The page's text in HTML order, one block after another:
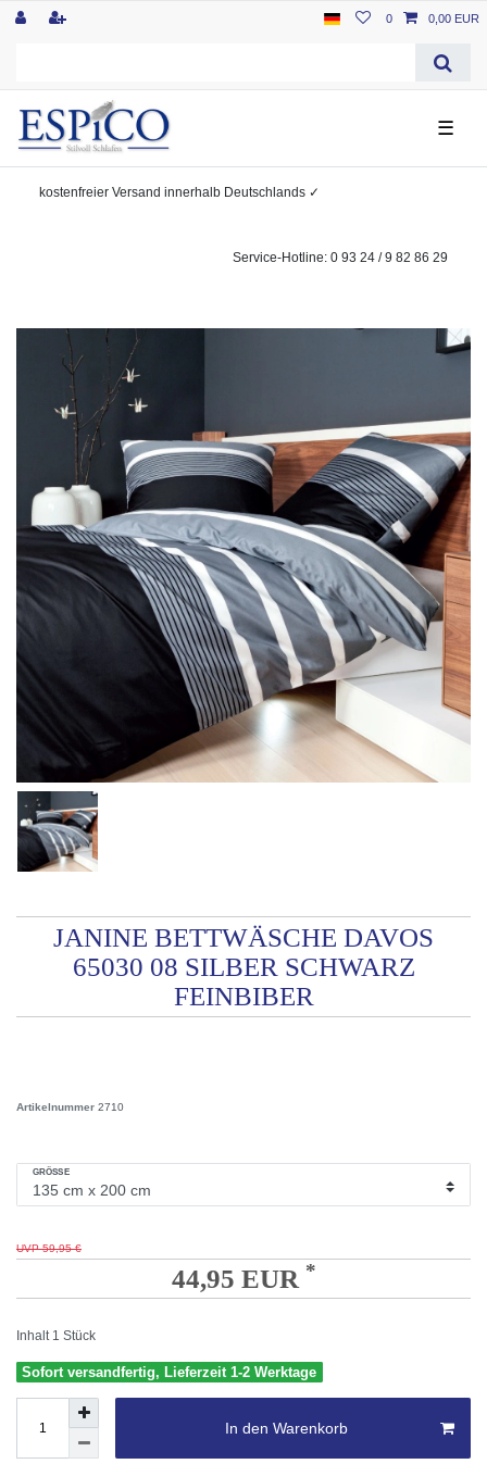
0 0,00 EUR
☰
kostenfreier Versand innerhalb Deutschlands ✓
Service-Hotline: 0 93 24 / 9 82 86 29
JANINE BETTWÄSCHE DAVOS
65030 08 SILBER SCHWARZ
FEINBIBER
Artikelnummer 2710
GRÖSSE
UVP 59,95 €
44,95 EUR *
Inhalt 1 Stück
Sofort versandfertig, Lieferzeit 1-2 Werktage
In den Warenkorb